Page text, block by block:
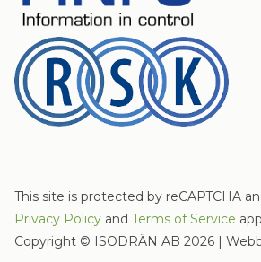
This site is protected by reCAPTCHA
Privacy Policy and Terms of Service
Copyright © ISODRÄN AB 2026 |